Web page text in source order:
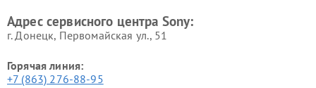
Адрес сервисного центра Sony:
г. Донецк, Первомайская ул., 51
Горячая линия:
+7 (863) 276-88-95